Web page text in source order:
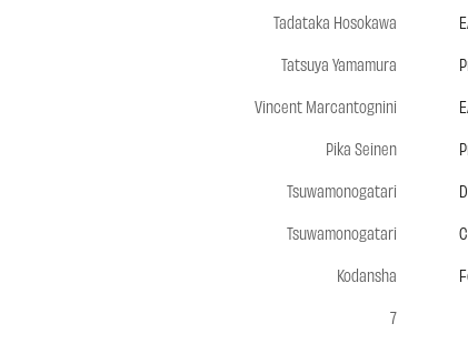
Tadataka Hosokawa
Tatsuya Yamamura
Vincent Marcantognini
Pika Seinen
Tsuwamonogatari
Tsuwamonogatari
Kodansha
7